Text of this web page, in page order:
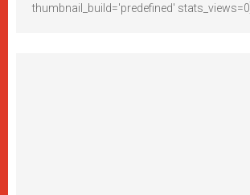
thumbnail_build='predefined' stats_views=0]